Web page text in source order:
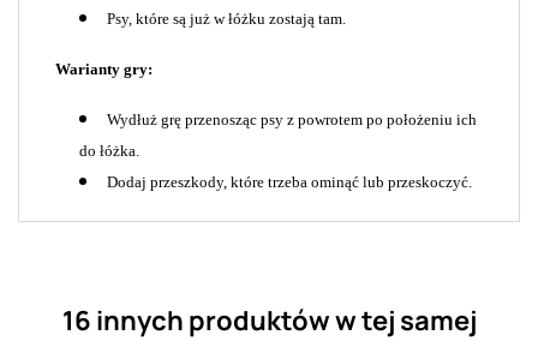
Psy, które są już w łóżku zostają tam.
Warianty gry:
Wydłuż grę przenosząc psy z powrotem po położeniu ich
do łóżka.
Dodaj przeszkody, które trzeba ominąć lub przeskoczyć.
16 innych produktów w tej samej